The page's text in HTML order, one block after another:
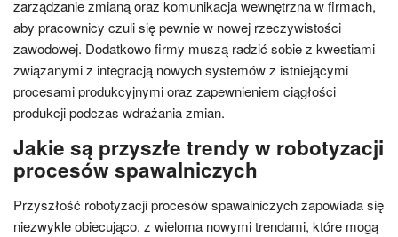
zarządzanie zmianą oraz komunikacja wewnętrzna w firmach,
aby pracownicy czuli się pewnie w nowej rzeczywistości
zawodowej. Dodatkowo firmy muszą radzić sobie z kwestiami
związanymi z integracją nowych systemów z istniejącymi
procesami produkcyjnymi oraz zapewnieniem ciągłości
produkcji podczas wdrażania zmian.
Jakie są przyszłe trendy w robotyzacji
procesów spawalniczych
Przyszłość robotyzacji procesów spawalniczych zapowiada się
niezwykle obiecująco, z wieloma nowymi trendami, które mogą